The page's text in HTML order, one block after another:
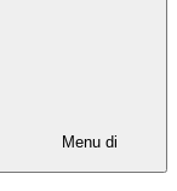
Menu di